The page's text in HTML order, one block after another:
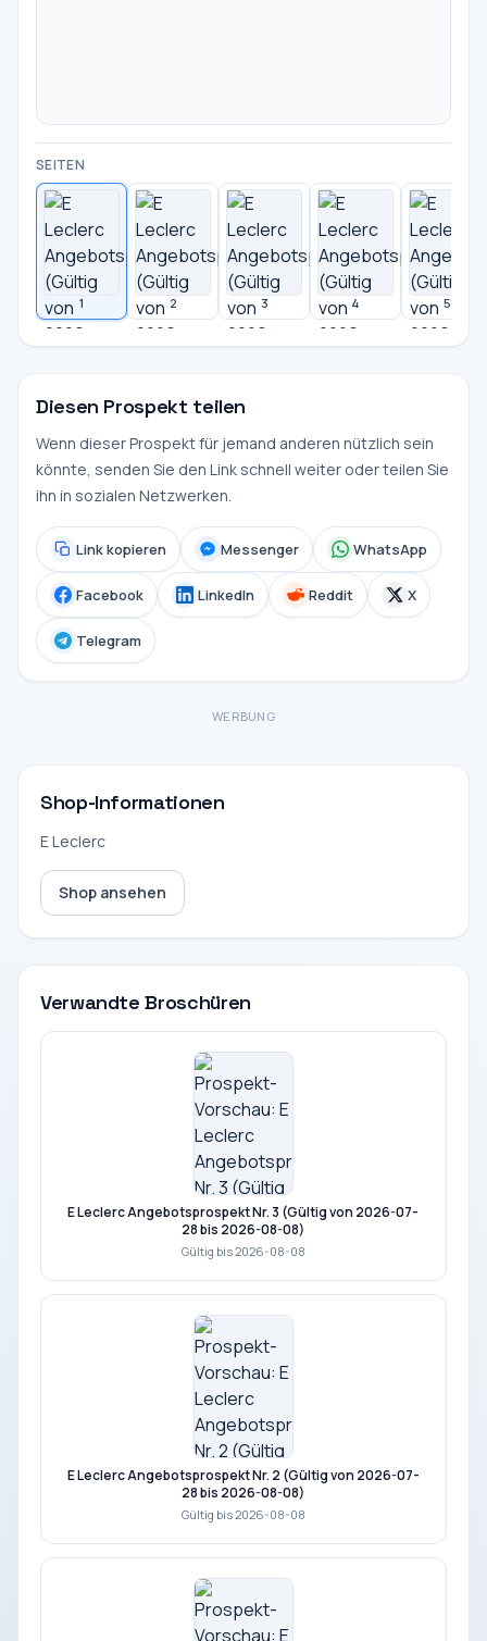
SEITEN
1 2 3 4 5
Diesen Prospekt teilen
Wenn dieser Prospekt für jemand anderen nützlich sein
könnte, senden Sie den Link schnell weiter oder teilen Sie
ihn in sozialen Netzwerken.
Link kopieren Messenger WhatsApp
Facebook LinkedIn Reddit X
Telegram
WERBUNG
Shop-Informationen
E Leclerc
Shop ansehen
Verwandte Broschüren
E Leclerc Angebotsprospekt Nr. 3 (Gültig von 2026-07-
28 bis 2026-08-08)
Gültig bis 2026-08-08
E Leclerc Angebotsprospekt Nr. 2 (Gültig von 2026-07-
28 bis 2026-08-08)
Gültig bis 2026-08-08